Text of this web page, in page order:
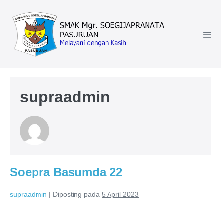
konten
supraadmin
Soepra Basumda 22
supraadmin | Diposting pada 5 April 2023